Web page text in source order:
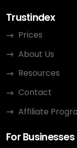
Trustindex
Prices
About Us
Resources
Contact
Affiliate
For Businesses